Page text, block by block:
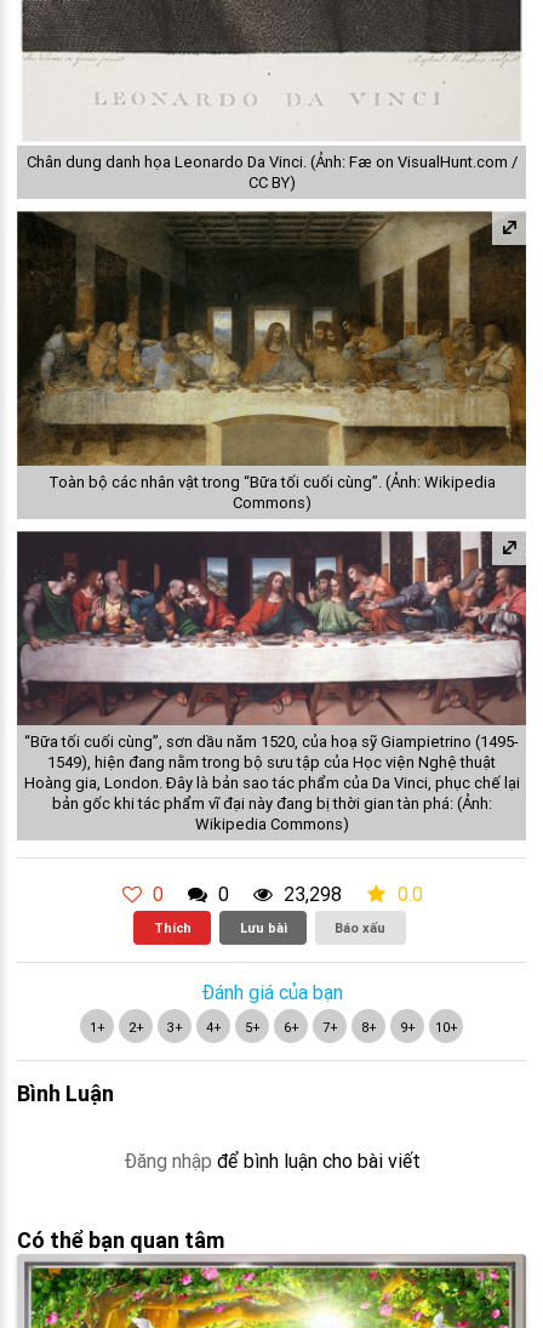
Chân dung danh họa Leonardo Da Vinci. (Ảnh: Fæ on VisualHunt.com /
CC BY)
Toàn bộ các nhân vật trong “Bữa tối cuối cùng”. (Ảnh: Wikipedia
Commons)
“Bữa tối cuối cùng”, sơn dầu năm 1520, của hoạ sỹ Giampietrino (1495-
1549), hiện đang nằm trong bộ sưu tập của Học viện Nghệ thuật
Hoàng gia, London. Đây là bản sao tác phẩm của Da Vinci, phục chế lại
bản gốc khi tác phẩm vĩ đại này đang bị thời gian tàn phá: (Ảnh:
Wikipedia Commons)
0 0 23,298 0.0
Thích Lưu bài Báo xấu
Đánh giá của bạn
1+ 2+ 3+ 4+ 5+ 6+ 7+ 8+ 9+ 10+
Bình Luận
Đăng nhập để bình luận cho bài viết
Có thể bạn quan tâm